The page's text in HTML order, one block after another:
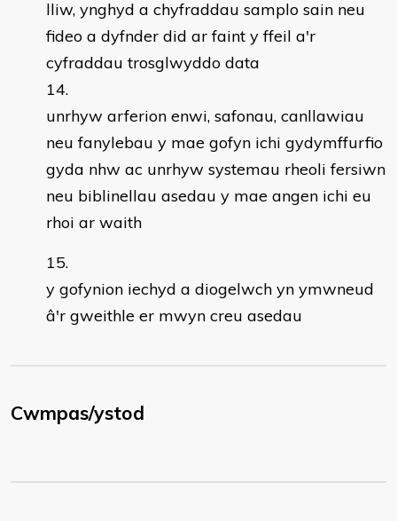
lliw, ynghyd a chyfraddau samplo sain neu
fideo a dyfnder did ar faint y ffeil a'r
cyfraddau trosglwyddo data
unrhyw arferion enwi, safonau, canllawiau
neu fanylebau y mae gofyn ichi gydymffurfio
gyda nhw ac unrhyw systemau rheoli fersiwn
neu biblinellau asedau y mae angen ichi eu
rhoi ar waith
y gofynion iechyd a diogelwch yn ymwneud
â'r gweithle er mwyn creu asedau
Cwmpas/ystod